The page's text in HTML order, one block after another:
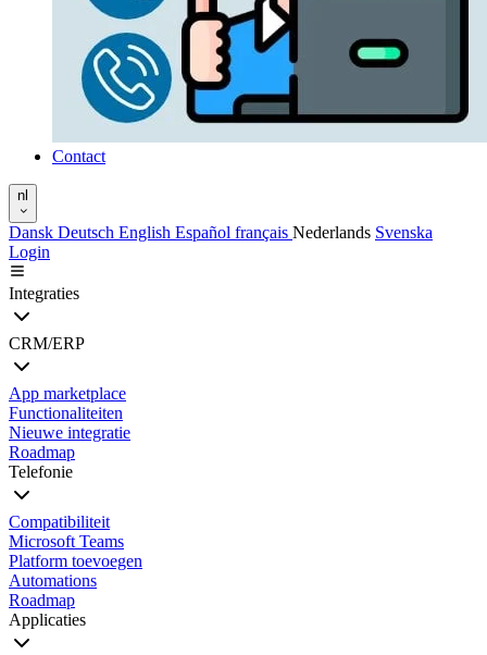
Contact
nl
Dansk Deutsch English Español français Nederlands Svenska
Login
Integraties
CRM/ERP
App marketplace
Functionaliteiten
Nieuwe integratie
Roadmap
Telefonie
Compatibiliteit
Microsoft Teams
Platform toevoegen
Automations
Roadmap
Applicaties